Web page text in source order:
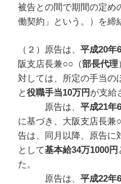
被告との間で期間の定め
働契約」という。）を締
（２）原告は、 平成20年6
阪支店長兼○○（部長代理
対しては、所定の手当の
と役職手当10万円が支給
原告は、 平成21年6
に基づき、大阪支店長兼
告は、同月以降、原告に
として基本給34万1000円
た。
原告は、 平成22年6